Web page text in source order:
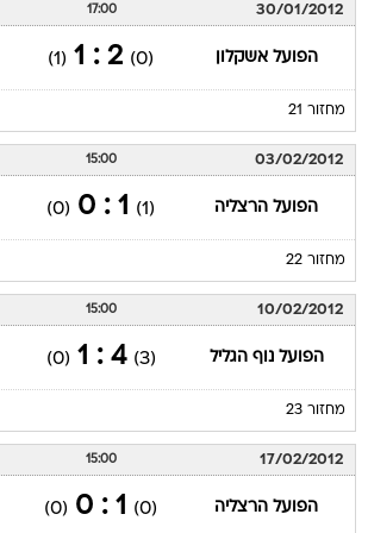
30/01/2012
17:00
הפועל אשקלון (0)
2 : 1
(1)
מחזור 21
03/02/2012
15:00
הפועל הרצליה (1)
1 : 0
(0)
מחזור 22
10/02/2012
15:00
הפועל נוף הגליל (3)
4 : 1
(0)
מחזור 23
17/02/2012
15:00
הפועל הרצליה (0)
1 : 0
(0)